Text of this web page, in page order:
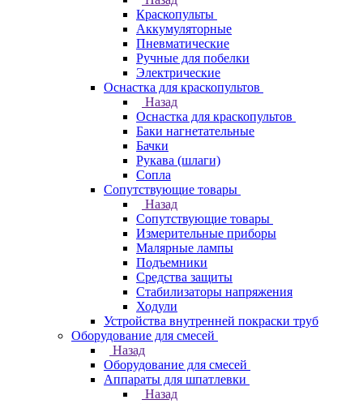
Краскопульты
Аккумуляторные
Пневматические
Ручные для побелки
Электрические
Оснастка для краскопультов
Назад
Оснастка для краскопультов
Баки нагнетательные
Бачки
Рукава (шлаги)
Сопла
Сопутствующие товары
Назад
Сопутствующие товары
Измерительные приборы
Малярные лампы
Подъемники
Средства защиты
Стабилизаторы напряжения
Ходули
Устройства внутренней покраски труб
Оборудование для смесей
Назад
Оборудование для смесей
Аппараты для шпатлевки
Назад